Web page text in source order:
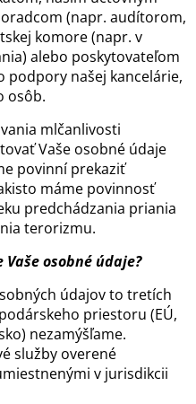
(napr. audítorom,
komore (napr. v
alebo poskytovateľom
podpory našej kancelárie,
osôb.
mlčanlivosti
Vaše osobné údaje
povinní prekaziť
máme povinnosť
predchádzania priania
terorizmu.
osobné údaje?
údajov to tretích
priestoru (EÚ,
nezamýšľame.
služby overené
v jurisdikcii